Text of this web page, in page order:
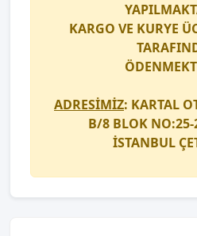
KARGO VE KURYE
ADRESİMİZ: KARTAL
B/8 BLOK NO:25-
İSTANBUL